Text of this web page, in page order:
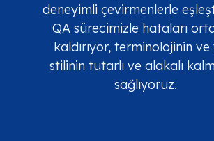
deneyimli çevirmenlerle
QA sürecimizle hataları
kaldırıyor, terminolojinin ve
stilinin tutarlı ve alakalı
sağlıyoruz.